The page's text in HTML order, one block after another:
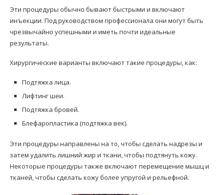
Эти процедуры обычно бывают быстрыми и включают
инъекции. Под руководством профессионала они могут быть
чрезвычайно успешными и иметь почти идеальные
результаты.
Хирургические варианты включают такие процедуры, как:
Подтяжка лица.
Лифтинг шеи.
Подтяжка бровей.
Блефаропластика (подтяжка век).
Эти процедуры направлены на то, чтобы сделать надрезы и
затем удалить лишний жир и ткани, чтобы подтянуть кожу.
Некоторые процедуры также включают перемещение мышц и
тканей, чтобы сделать кожу более упругой и рельефной.